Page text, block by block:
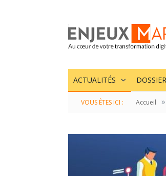
ACTUALITÉS
VOUS ÊTES ICI : Accueil »